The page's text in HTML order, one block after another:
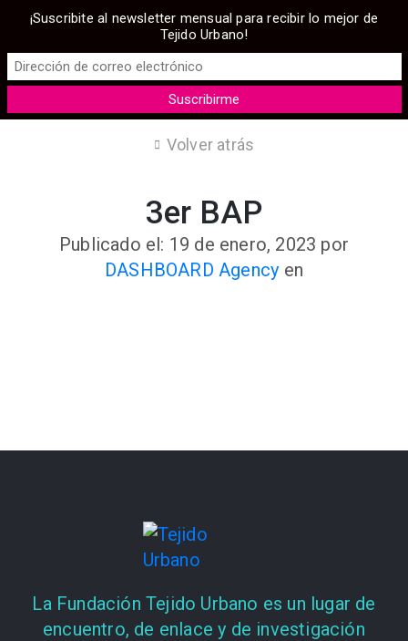
Volver atrás
3er BAP
Publicado el: 19 de enero, 2023 por
DASHBOARD Agency en
La Fundación Tejido Urbano es un lugar de
encuentro, de enlace y de investigación
¡Suscribite al newsletter mensual para recibir lo mejor de
Tejido Urbano!